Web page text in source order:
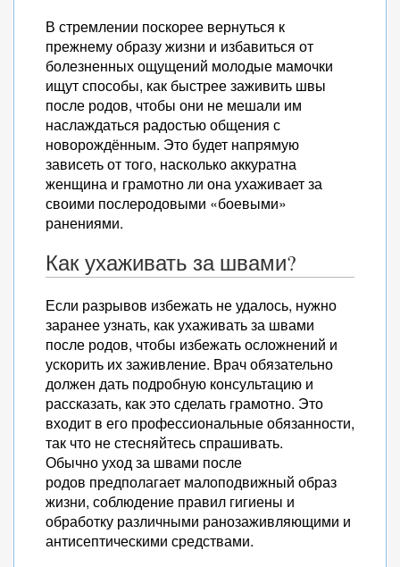
В стремлении поскорее вернуться к
прежнему образу жизни и избавиться от
болезненных ощущений молодые мамочки
ищут способы, как быстрее заживить швы
после родов, чтобы они не мешали им
наслаждаться радостью общения с
новорождённым. Это будет напрямую
зависеть от того, насколько аккуратна
женщина и грамотно ли она ухаживает за
своими послеродовыми «боевыми»
ранениями.
Как ухаживать за швами?
Если разрывов избежать не удалось, нужно
заранее узнать, как ухаживать за швами
после родов, чтобы избежать осложнений и
ускорить их заживление. Врач обязательно
должен дать подробную консультацию и
рассказать, как это сделать грамотно. Это
входит в его профессиональные обязанности,
так что не стесняйтесь спрашивать.
Обычно уход за швами после
родов предполагает малоподвижный образ
жизни, соблюдение правил гигиены и
обработку различными ранозаживляющими и
антисептическими средствами.